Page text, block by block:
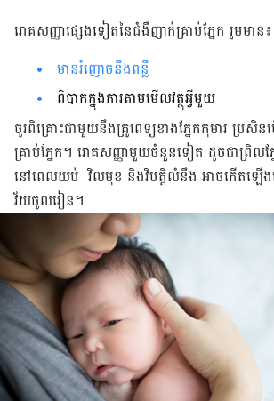
រោគសញ្ញា​ផ្សេង​ទៀត​នៃ​ជំងឺ​ញាក់​គ្រាប់​ភ្នែក​ រួម​មាន​៖
មាន​រំញោច​​នឹង​ពន្លឺ​
ពិបាក​​ក្នុង​ការ​តាមមើល​វត្ថុ​អ្វី​មួយ
ចូរ​ពិគ្រោះ​ជាមួយ​នឹង​​គ្រូពេទ្យ​​​ខាង​ភ្នែក​កុមារ​ ប្រសិ
គ្រាប់​ភ្នែក​។ រោគសញ្ញា​មួយ​ចំនួន​ទៀត​ ដូចជា​ព្រិល​ភ្
នៅ​ពេល​យប់​ ​វិល​មុខ និង​វិបត្តិ​លំនឹង អាច​កើត​ឡ
វ័យ​ចូល​រៀន​។​​​​​